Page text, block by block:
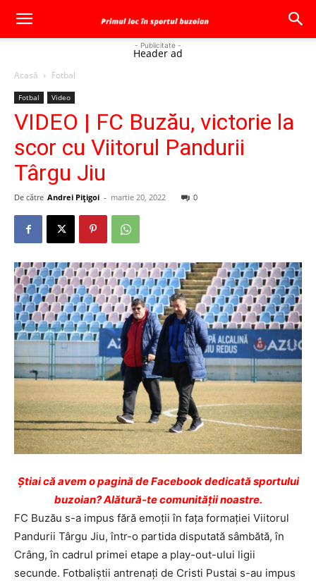
- Publicitate -
Header ad
Acasă Fotbal
Fotbal Video
VIDEO | FC Buzău, victorie la
scor cu Viitorul Pandurii
Târgu Jiu
De către Andrei Pițigoi - martie 20, 2022 0
Ştiai că avem o pagină de Facebook dedicată sportului
buzoian? Alătură-te comunității noastre.
FC Buzău s-a impus fără emoţii în faţa formaţiei Viitorul
Pandurii Târgu Jiu, într-o partida disputată sâmbătă, în
Crâng, în cadrul primei etape a play-out-ului ligii
secunde. Fotbaliştii antrenaţi de Cristi Pustai s-au impus